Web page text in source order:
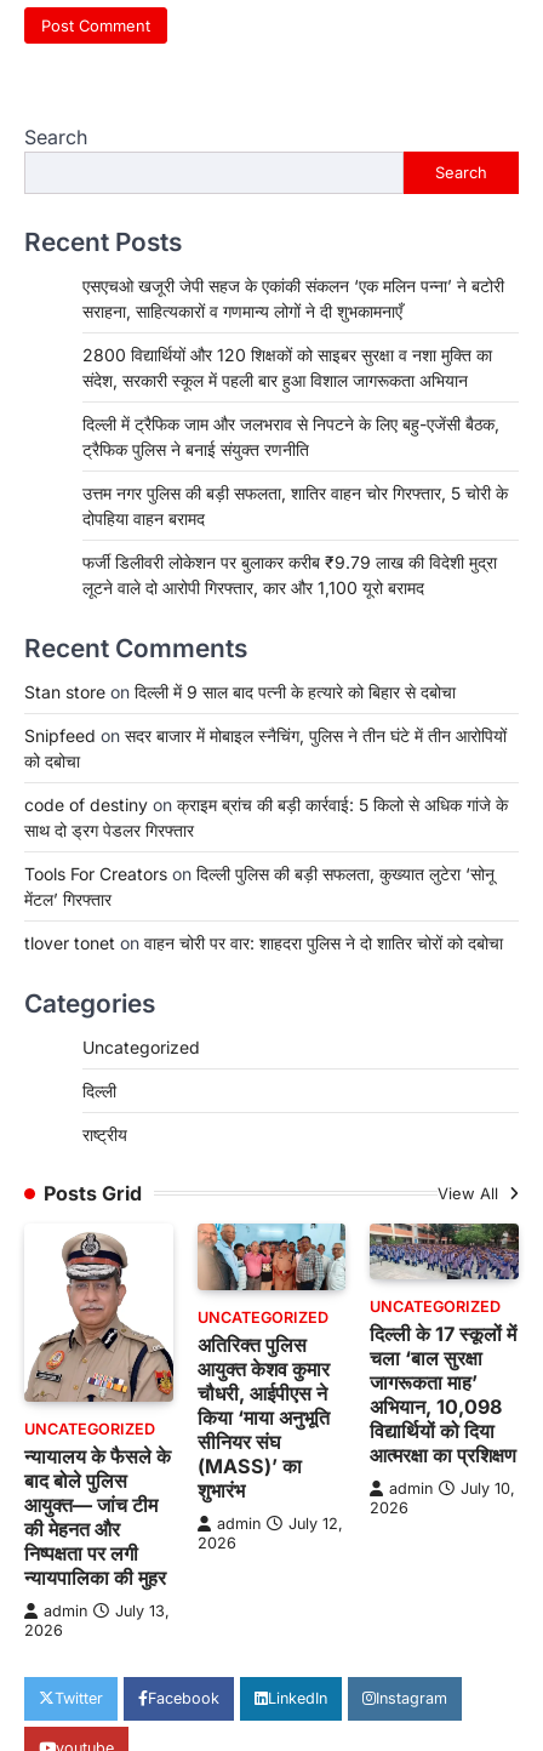
Search
Search
Recent Posts
एसएचओ खजूरी जेपी सहज के एकांकी संकलन ‘एक मलिन पन्ना’ ने बटोरी
सराहना, साहित्यकारों व गणमान्य लोगों ने दी शुभकामनाएँ
2800 विद्यार्थियों और 120 शिक्षकों को साइबर सुरक्षा व नशा मुक्ति का
संदेश, सरकारी स्कूल में पहली बार हुआ विशाल जागरूकता अभियान
दिल्ली में ट्रैफिक जाम और जलभराव से निपटने के लिए बहु-एजेंसी बैठक,
ट्रैफिक पुलिस ने बनाई संयुक्त रणनीति
उत्तम नगर पुलिस की बड़ी सफलता, शातिर वाहन चोर गिरफ्तार, 5 चोरी के
दोपहिया वाहन बरामद
फर्जी डिलीवरी लोकेशन पर बुलाकर करीब ₹9.79 लाख की विदेशी मुद्रा
लूटने वाले दो आरोपी गिरफ्तार, कार और 1,100 यूरो बरामद
Recent Comments
Stan store on दिल्ली में 9 साल बाद पत्नी के हत्यारे को बिहार से दबोचा
Snipfeed on सदर बाजार में मोबाइल स्नैचिंग, पुलिस ने तीन घंटे में तीन आरोपियों
को दबोचा
code of destiny on क्राइम ब्रांच की बड़ी कार्रवाई: 5 किलो से अधिक गांजे के
साथ दो ड्रग पेडलर गिरफ्तार
Tools For Creators on दिल्ली पुलिस की बड़ी सफलता, कुख्यात लुटेरा ‘सोनू
मेंटल’ गिरफ्तार
tlover tonet on वाहन चोरी पर वार: शाहदरा पुलिस ने दो शातिर चोरों को दबोचा
Categories
Uncategorized
दिल्ली
राष्ट्रीय
Posts Grid View All
UNCATEGORIZED
न्यायालय के फैसले के
बाद बोले पुलिस
आयुक्त— जांच टीम
की मेहनत और
निष्पक्षता पर लगी
न्यायपालिका की मुहर
admin
July 13,
2026
UNCATEGORIZED
अतिरिक्त पुलिस
आयुक्त केशव कुमार
चौधरी, आईपीएस ने
किया ‘माया अनुभूति
सीनियर संघ
(MASS)’ का
शुभारंभ
admin
July 12,
2026
UNCATEGORIZED
दिल्ली के 17 स्कूलों में
चला ‘बाल सुरक्षा
जागरूकता माह’
अभियान, 10,098
विद्यार्थियों को दिया
आत्मरक्षा का प्रशिक्षण
admin
July 10,
2026
Twitter Facebook LinkedIn Instagram